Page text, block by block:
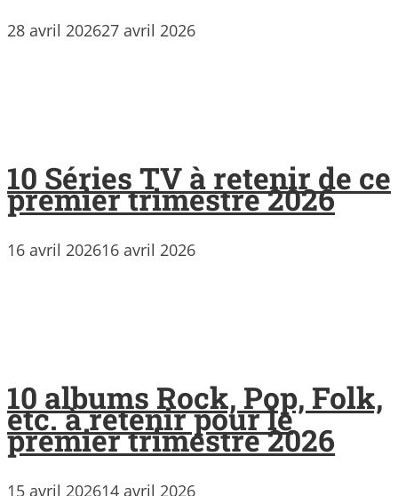
28 avril 202627 avril 2026
10 Séries TV à retenir de ce
premier trimestre 2026
16 avril 202616 avril 2026
10 albums Rock, Pop, Folk,
etc. à retenir pour le
premier trimestre 2026
15 avril 202614 avril 2026